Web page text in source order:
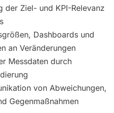
der Ziel- und KPI-Relevanz
Dashboards und
an Veränderungen
Messdaten durch
von Abweichungen,
Gegenmaßnahmen